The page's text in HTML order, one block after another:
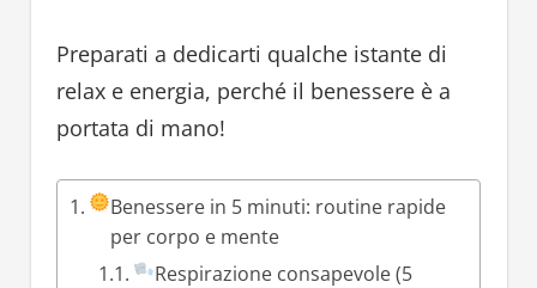
Preparati a dedicarti qualche istante di
relax e energia, perché il benessere è a
portata di mano!
Benessere in 5 minuti: routine rapide
per corpo e mente
Respirazione consapevole (5